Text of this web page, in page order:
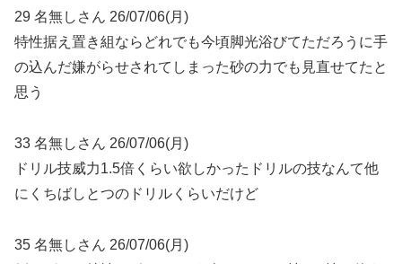
29 名無しさん 26/07/06(月)
特性据え置き組ならどれでも今頃脚光浴びてただろうに手
の込んだ嫌がらせされてしまった砂の力でも見直せてたと
思う
33 名無しさん 26/07/06(月)
ドリル技威力1.5倍くらい欲しかったドリルの技なんて他
にくちばしとつのドリルくらいだけど
35 名無しさん 26/07/06(月)